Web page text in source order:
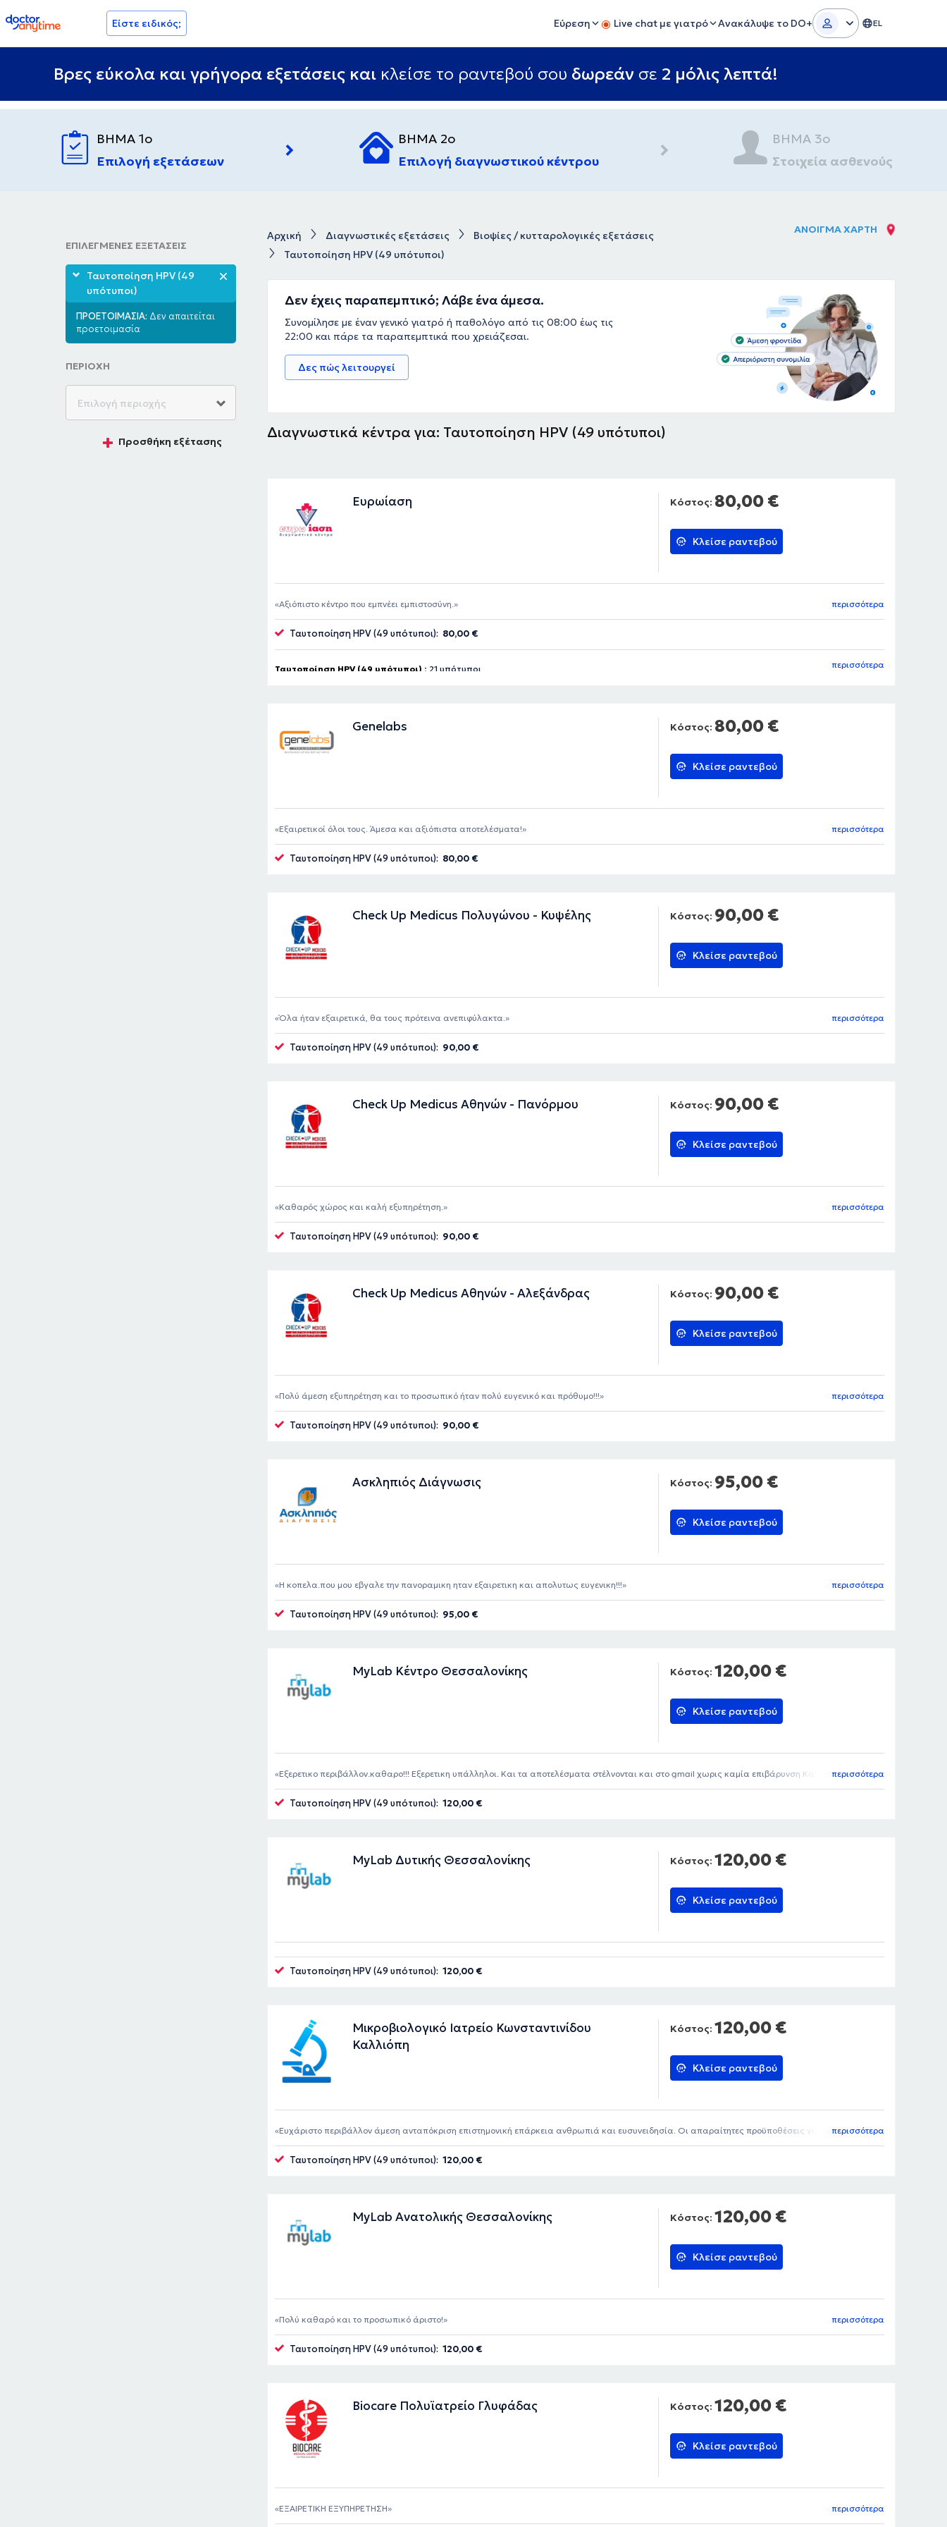
doctoranytime Είστε ειδικός; Εύρεση Live chat με γιατρό Ανακάλυψε το DO+ EL
Βρες εύκολα και γρήγορα εξετάσεις και κλείσε το ραντεβού σου δωρεάν σε 2 μόλις λεπτά!
ΒΗΜΑ 1ο
Επιλογή εξετάσεων
ΒΗΜΑ 2ο
Επιλογή διαγνωστικού κέντρου
ΒΗΜΑ 3ο
Στοιχεία ασθενούς
ΕΠΙΛΕΓΜΕΝΕΣ ΕΞΕΤΑΣΕΙΣ
Ταυτοποίηση HPV (49
υπότυποι)
ΠΡΟΕΤΟΙΜΑΣΙΑ: Δεν απαιτείται
προετοιμασία
ΠΕΡΙΟΧΗ
Προσθήκη εξέτασης
Αρχική Διαγνωστικές εξετάσεις
Βιοψίες / κυτταρολογικές εξετάσεις
Ταυτοποίηση HPV (49 υπότυποι)
ΑΝΟΙΓΜΑ ΧΑΡΤΗ
Δεν έχεις παραπεμπτικό; Λάβε ένα άμεσα.
Συνομίλησε με έναν γενικό γιατρό ή παθολόγο από τις 08:00 έως τις
22:00 και πάρε τα παραπεμπτικά που χρειάζεσαι.
Δες πώς λειτουργεί
Διαγνωστικά κέντρα για: Ταυτοποίηση HPV (49 υπότυποι)
Ευρωίαση Κόστος: 80,00 €
Κλείσε ραντεβού
Αξιόπιστο κέντρο που εμπνέει εμπιστοσύνη. περισσότερα
Ταυτοποίηση HPV (49 υπότυποι): 80,00 €
Ταυτοποίηση HPV (49 υπότυποι) : 21 υπότυποι περισσότερα
Genelabs Κόστος: 80,00 €
Κλείσε ραντεβού
Εξαιρετικοί όλοι τους. Άμεσα και αξιόπιστα αποτελέσματα! περισσότερα
Ταυτοποίηση HPV (49 υπότυποι): 80,00 €
Check Up Medicus Πολυγώνου - Κυψέλης Κόστος: 90,00 €
Κλείσε ραντεβού
Όλα ήταν εξαιρετικά, θα τους πρότεινα ανεπιφύλακτα. περισσότερα
Ταυτοποίηση HPV (49 υπότυποι): 90,00 €
Check Up Medicus Αθηνών - Πανόρμου Κόστος: 90,00 €
Κλείσε ραντεβού
Καθαρός χώρος και καλή εξυπηρέτηση. περισσότερα
Ταυτοποίηση HPV (49 υπότυποι): 90,00 €
Check Up Medicus Αθηνών - Αλεξάνδρας Κόστος: 90,00 €
Κλείσε ραντεβού
Πολύ άμεση εξυπηρέτηση και το προσωπικό ήταν πολύ ευγενικό και πρόθυμο!!! περισσότερα
Ταυτοποίηση HPV (49 υπότυποι): 90,00 €
Ασκληπιός Διάγνωσις Κόστος: 95,00 €
Κλείσε ραντεβού
Η κοπελα.που μου εβγαλε την πανοραμικη ηταν εξαιρετικη και απολυτως ευγενικη!!! περισσότερα
Ταυτοποίηση HPV (49 υπότυποι): 95,00 €
MyLab Κέντρο Θεσσαλονίκης Κόστος: 120,00 €
Κλείσε ραντεβού
Εξερετικο περιβάλλον.καθαρο!!! Εξερετικη υπάλληλοι. Και τα αποτελέσματα στέλνονται και στο gmail χωρις καμία επιβάρυνση Και χωρίς ναπερισσότερα
Ταυτοποίηση HPV (49 υπότυποι): 120,00 €
MyLab Δυτικής Θεσσαλονίκης Κόστος: 120,00 €
Κλείσε ραντεβού
Ταυτοποίηση HPV (49 υπότυποι): 120,00 €
Μικροβιολογικό Ιατρείο Κωνσταντινίδου
Καλλιόπη
Κόστος: 120,00 €
Κλείσε ραντεβού
Ευχάριστο περιβάλλον άμεση ανταπόκριση επιστημονική επάρκεια ανθρωπιά και ευσυνειδησία. Οι απαραίτητες προϋποθέσεις για μιαπερισσότερα
Ταυτοποίηση HPV (49 υπότυποι): 120,00 €
MyLab Ανατολικής Θεσσαλονίκης Κόστος: 120,00 €
Κλείσε ραντεβού
Πολύ καθαρό και το προσωπικό άριστο! περισσότερα
Ταυτοποίηση HPV (49 υπότυποι): 120,00 €
Biocare Πολυϊατρείο Γλυφάδας Κόστος: 120,00 €
Κλείσε ραντεβού
ΕΞΑΙΡΕΤΙΚΗ ΕΞΥΠΗΡΕΤΗΣΗ περισσότερα